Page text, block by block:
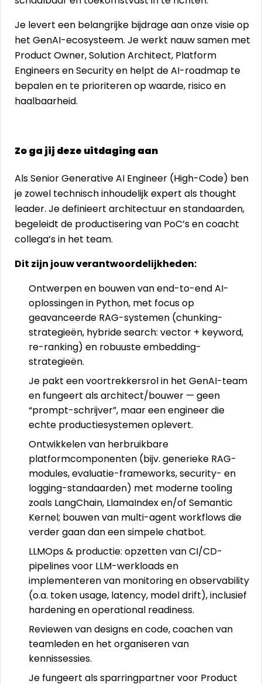
Je levert een belangrijke bijdrage aan onze visie op
het GenAI-ecosysteem. Je werkt nauw samen met
Product Owner, Solution Architect, Platform
Engineers en Security en helpt de AI-roadmap te
bepalen en te prioriteren op waarde, risico en
haalbaarheid.
Zo ga jij deze uitdaging aan
Als Senior Generative AI Engineer (High-Code) ben
je zowel technisch inhoudelijk expert als thought
leader. Je definieert architectuur en standaarden,
begeleidt de productisering van PoC’s en coacht
collega’s in het team.
Dit zijn jouw verantwoordelijkheden:
Ontwerpen en bouwen van end-to-end AI-
oplossingen in Python, met focus op
geavanceerde RAG-systemen (chunking-
strategieën, hybride search: vector + keyword,
re-ranking) en robuuste embedding-
strategieën.
Je pakt een voortrekkersrol in het GenAI-team
en fungeert als architect/bouwer — geen
“prompt-schrijver”, maar een engineer die
echte productiesystemen oplevert.
Ontwikkelen van herbruikbare
platformcomponenten (bijv. generieke RAG-
modules, evaluatie-frameworks, security- en
logging-standaarden) met moderne tooling
zoals LangChain, LlamaIndex en/of Semantic
Kernel; bouwen van multi-agent workflows die
verder gaan dan een simpele chatbot.
LLMOps & productie: opzetten van CI/CD-
pipelines voor LLM-werkloads en
implementeren van monitoring en observability
(o.a. token usage, latency, model drift), inclusief
hardening en operational readiness.
Reviewen van designs en code, coachen van
teamleden en het organiseren van
kennissessies.
Je fungeert als sparringpartner voor Product